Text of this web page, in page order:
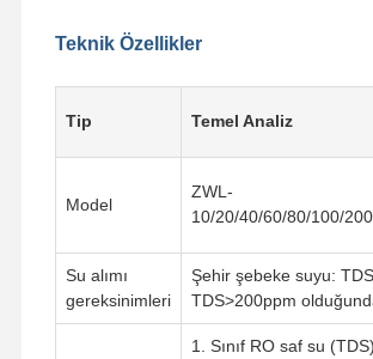
Fabrika Turu Kalite Kontrol Bize Ulaşın
Teklif Alın
Laboratuvar Ultra Saf Su Sistemi
Ultra Saf Su Makinesi
Teknik Özellikler
Tip Temel Analiz
Model
ZWL-
10/20/40/60/80/100/200
Su alımı
gereksinimleri
Şehir şebeke suyu:
TDS>200ppm
1. Sınıf RO saf su